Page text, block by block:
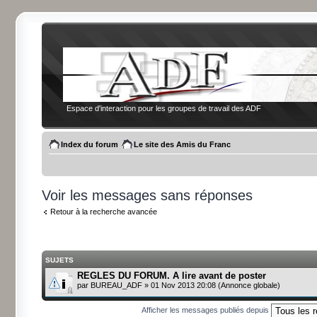
Espace d'interaction pour les groupes de travail des ADF
Index du forum Le site des Amis du Franc
Voir les messages sans réponses
Retour à la recherche avancée
SUJETS
REGLES DU FORUM. A lire avant de poster
par BUREAU_ADF » 01 Nov 2013 20:08 (Annonce globale)
Afficher les messages publiés depuis